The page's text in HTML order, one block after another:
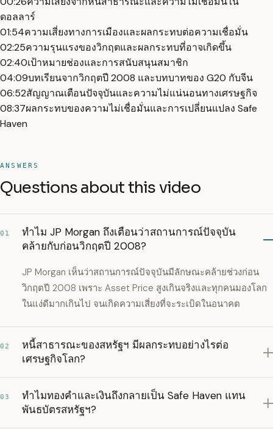
ดอลลาร์
01:54ความเสี่ยงทางการเมืองและผลกระทบต่อความเชื่อมั่น
02:25ความรุนแรงของวิกฤตและผลกระทบที่อาจเกิดขึ้น
02:40เป้าหมายช่องและการสนับสนุนสมาชิก
04:09บทเรียนจากวิกฤตปี 2008 และบทบาทของ G20 กับจีน
06:52สัญญาณเตือนปัจจุบันและความไม่แน่นอนทางเศรษฐกิจ
08:37ผลกระทบของความไม่เชื่อมั่นและการเปลี่ยนแปลง Safe
Haven
ANSWERS
Questions about this video
01
ทำไม JP Morgan ถึงเตือนว่าสถานการณ์ปัจจุบัน
คล้ายกับก่อนวิกฤตปี 2008?
JP Morgan เห็นว่าสถานการณ์ปัจจุบันมีลักษณะคล้ายช่วงก่อน
วิกฤตปี 2008 เพราะ Asset Price สูงเกินจริงและทุกคนมองโลก
ในแง่ดีมากเกินไป จนเกิดความเสี่ยงที่จะระเบิดในอนาคต
02
หนี้สาธารณะของสหรัฐฯ มีผลกระทบอย่างไรต่อ
เศรษฐกิจโลก?
03
ทำไมทองคำและเงินถึงกลายเป็น Safe Haven แทน
พันธบัตรสหรัฐฯ?